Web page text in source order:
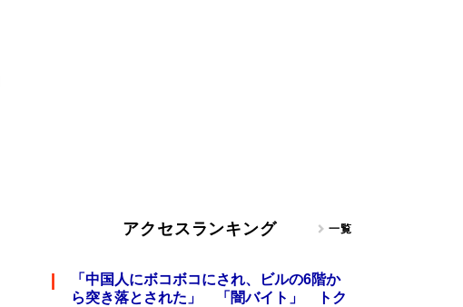
アクセスランキング 一覧
「中国人にボコボコにされ、ビルの6階か
ら突き落とされた」 「闇バイト」 トク